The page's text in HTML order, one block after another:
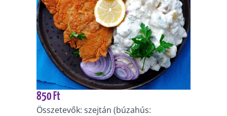
850 Ft
Összetevők: szejtán (búzahús: